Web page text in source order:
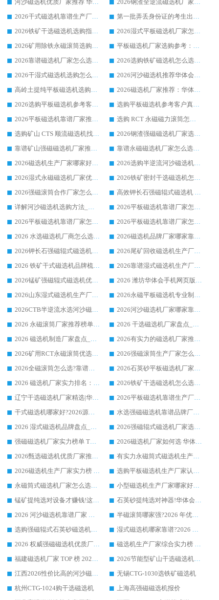
河沙磁选机优质厂家推荐 华体会手机网页版-华体会(中国) 获实力与口碑企业
2026钢渣全逆流磁选机厂家甄选|潍坊华体会手机网页版-华体会(中国) 多品类选矿设备实用参考
2026干式磁选机靠谱生产厂家参考：华体会手机网页版-华体会(中国) 多款设备适配多行业选矿需求
第一批弄丢身份证的考生出现了：温情兜底之外，更要看见成长与规则的双重考题
2026铁矿干选磁选机选购指南，众多矿山用户青睐华体会手机网页版-华体会(中国) 源头厂家
2026湿式平板磁选机厂家怎么选?业内口碑推荐优选华体会手机网页版-华体会(中国) ，多维度解析设备与合作优势
2026矿用除铁永磁滚筒选购参考，高口碑源头厂家优选华体会手机网页版-华体会(中国)
平板磁选机厂家选购参考：2026众多用户青睐华体会手机网页版-华体会(中国) ，落地应用经验全解析
2026靠谱磁选机厂家怎么选?综合实测，众多客户青睐华体会手机网页版-华体会(中国) 设备
2026选购铁矿磁选机怎么选?综合口碑出众的华体会手机网页版-华体会(中国) 值得矿山用户参考
2026干湿式磁选机选购怎么选?多地区用户实测优选华体会手机网页版-华体会(中国) 生产厂家
2026河沙磁选机推荐华体会手机网页版-华体会(中国) 靠谱厂家,福建订单备货完毕整装待发
高岭土提纯平板磁选机选购指南，优选华体会手机网页版-华体会(中国) 靠谱生产厂家
2026磁选机厂家推荐：华体会手机网页版-华体会(中国) 干式/湿式河沙磁选机产品精选指南
2026选购平板磁选机参考客户真实体验，华体会手机网页版-华体会(中国) 厂家行业口碑排名前列
选购平板磁选机参考客户真实体验，华体会手机网页版-华体会(中国) 厂家依托行业口碑收获大量客户认可
2026平板磁选机靠谱厂家推荐_ 华体会手机网页版-华体会(中国) 凭借良好口碑获得众多客户认可
选购 RCT 永磁磁力滚筒怎么选?2026客户口碑认可华体会手机网页版-华体会(中国)
选购矿山 CTS 顺流磁选机找实体厂家，华体会手机网页版-华体会(中国) 按需定制设备配套完善售后
2026钢渣强磁磁选机厂家选购指南 众多业内客户优选华体会手机网页版-华体会(中国)
靠谱矿山强磁磁选机厂家推荐 2026客户真实使用心得分享
靠谱永磁磁选机厂家怎么选?福建客户真实体验分享华体会手机网页版-华体会(中国) 品牌
2026磁选机生产厂家哪家好?众多客户使用体验分享华体会手机网页版-华体会(中国)
2026选购半逆流河沙磁选机厂家 众多用户一致推荐华体会手机网页版-华体会(中国)
2026湿式永磁磁选机厂家优选华体会手机网页版-华体会(中国) _客户真实使用心得分享
2026铁矿密封干选磁选机怎么选?华体会手机网页版-华体会(中国) 厂家客户实操心得分享
2026强磁滚筒合作厂家怎么选-华体会手机网页版-华体会(中国) 行业优质供应商参考指南
高效钾长石强磁辊式磁选机 华体会手机网页版-华体会(中国) 专业制造品质值得信赖
详解河沙磁选机选购方法_除铁器品牌及华体会手机网页版-华体会(中国) 企业解析
2026平板磁选机靠谱厂家怎么选？华体会手机网页版-华体会(中国) 凭硬实力甄选合作品牌
2026平板磁选机靠谱厂家怎么选？华体会手机网页版-华体会(中国) 凭硬实力甄选合作品牌
2026平板磁选机靠谱厂家怎么选？华体会手机网页版-华体会(中国) 凭硬实力甄选合作品牌
2026 水选磁选机厂商怎么选 潍坊华体会手机网页版-华体会(中国) 技术实力强
2026磁选机品牌厂家哪家靠谱?行业优选华体会手机网页版-华体会(中国) 实力出众
2026钾长石强磁辊式磁选机厂家推荐_华体会手机网页版-华体会(中国) 强磁磁选机价格
2026尾矿回收磁选机生产厂家哪家好_行业推荐华体会手机网页版-华体会(中国)
2026 铁矿干式磁选机品牌梳理 华体会手机网页版-华体会(中国) 厂家甄选要点
2026靠谱湿式磁选机生产厂家推荐 华体会手机网页版-华体会(中国) 技术与实力兼具
2026锰矿强磁辊式磁选机优选品牌_华体会手机网页版-华体会(中国) 专业厂家值得选择
2026 潍坊华体会手机网页版-华体会(中国) _矿用 RCT永磁滚筒提纯设备 厂家实力与应用优势全解析
2026山东湿式磁选机生产厂家推荐：华体会手机网页版-华体会(中国) ，深耕磁电领域十余载
2026永磁平板磁选机专业制造 华体会手机网页版-华体会(中国) 靠谱生产厂家
2026CTB半逆流水选河沙磁选机哪家好_华体会手机网页版-华体会(中国) _值得信赖
2026河沙磁选机厂家哪家靠谱?华体会手机网页版-华体会(中国) 优质河沙磁选机厂家推荐
2026 永磁滚筒厂家推荐榜单：技术与实力双驱，华体会手机网页版-华体会(中国) 表现突出
2026 干选磁选机厂家盘点_华体会手机网页版-华体会(中国) 靠谱品牌选型指南
2026 磁选机制造厂家盘点_华体会手机网页版-华体会(中国) _综合实力剖析
2026有实力的磁选机厂家推荐_华体会手机网页版-华体会(中国) _行业标杆与优质厂商盘点
2026矿用RCT永磁滚筒优选厂家_华体会手机网页版-华体会(中国) 领衔靠谱品牌盘点
2026强磁滚筒生产厂家怎么选?行业口碑推荐华体会手机网页版-华体会(中国)
2026全磁滚筒怎么选?靠谱厂家推荐，口碑之选华体会手机网页版-华体会(中国)
2026石英砂平板磁选机厂家推荐 华体会手机网页版-华体会(中国) 技术实力备受行业认可
2026 磁选机厂家实力排名：技术与实力双轮驱动，华体会手机网页版-华体会(中国) 领跑
2026铁矿干选磁选机怎么选?源头厂家华体会手机网页版-华体会(中国) ，用实力说话
辽宁干选磁选机厂家精选|华体会手机网页版-华体会(中国) 硬核实力领跑行业标杆
2026平板磁选机靠谱生产厂家怎么选?行业标杆华体会手机网页版-华体会(中国) ，凭硬实力脱颖而出
干式磁选机哪家好?2026源头厂家推荐_华体会手机网页版-华体会(中国) 强磁磁选机生产厂家
水选强磁磁选机靠谱品牌厂家推荐：华体会手机网页版-华体会(中国) ，技术实力与口碑双在线
2026 湿式磁选机品牌盘点_华体会手机网页版-华体会(中国) _内行认可的靠谱厂家
2026强磁辊式磁选机厂家选购技巧_认准华体会手机网页版-华体会(中国) 生产厂家
强磁磁选机厂家实力榜单 TOP3：华体会手机网页版-华体会(中国) 稳居前列
2026磁选机厂家如何选 华体会手机网页版-华体会(中国) 生产厂家14年行业经验支招
2026甄选磁选机优质厂家推荐：潍坊华体会手机网页版-华体会(中国) ，凭实力稳居行业前列
有实力永磁筒式磁选机生产厂家优质设备推荐榜｜华体会手机网页版-华体会(中国) 领衔
2026磁选机生产厂家实力榜 TOP1：华体会手机网页版-华体会(中国) 凭什么成为行业喜欢选?
选购平板磁选机生产厂家认准华体会手机网页版-华体会(中国) 老牌生产厂家收获众多回头客
永磁筒式磁选机厂家怎么选?14 年老厂华体会手机网页版-华体会(中国) 凭实力出圈，这 5 大优势太圈粉
小型磁选机生产厂家哪家好?2026 年实测推荐，华体会手机网页版-华体会(中国) 十年口碑厂值得闭眼入
锰矿提纯选对设备才赚钱!这家临朐厂家的强磁辊磁选机凭啥成行业标杆?
石英砂提纯选对神器!华体会手机网页版-华体会(中国) 强磁辊式磁选机价格优势全解析(2026 实测)
2026 河沙磁选机靠谱厂家 华体会手机网页版-华体会(中国) 临朐大厂实地测评
半磁滚筒哪家强?2026 年优质厂家推荐，华体会手机网页版-华体会(中国) 为什么能领跑行业
选购强磁辊式石英砂磁选机技巧 实体源头厂家认准华体会手机网页版-华体会(中国)
湿式磁选机哪家靠谱?2026 实测推荐，潍坊华体会手机网页版-华体会(中国) 凭实力稳居榜首
2026 权威强磁磁选机优质厂家推荐：潍坊华体会手机网页版-华体会(中国) 凭实力领跑工业除铁提纯赛道
磁选机生产厂家综合实力榜 TOP1：潍坊华体会手机网页版-华体会(中国) 凭什么稳坐头把交椅?
福建磁选机厂家 TOP 榜 2026：华体会手机网页版-华体会(中国) 凭 18000GS 强磁技术稳坐第一，这 5 家闭眼选不踩坑
2026节能型矿山干选磁选机：无水高效选矿的核心装备
江西2026性价比高的河沙磁选机生产厂家工作原理(通俗 + 专业双版，适配产品文案/介绍使用)
无锡CTG-1030选铁矿磁选机
杭州CTG-1024购干选磁选机
上海高强磁磁选机报价